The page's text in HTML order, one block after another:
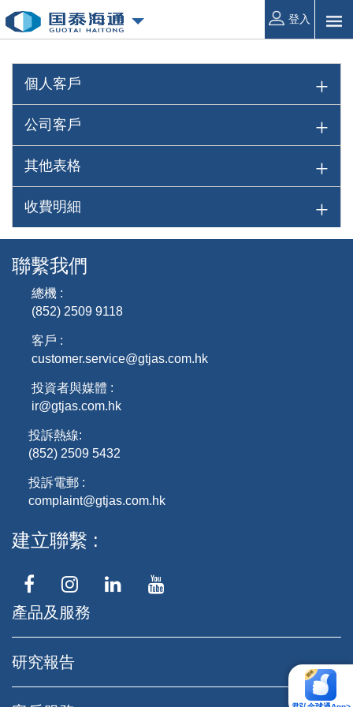
登入
個人客戶
公司客戶
其他表格
收費明細
聯繫我們
總機 :
(852) 2509 9118
客戶 :
customer.service@gtjas.com.hk
投資者與媒體 :
ir@gtjas.com.hk
投訴熱線:
(852) 2509 5432
投訴電郵 :
complaint@gtjas.com.hk
建立聯繫
產品及服務
研究報告